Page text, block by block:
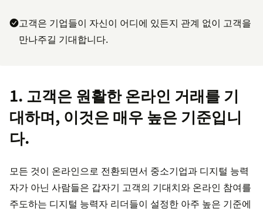
고객은 기업들이 자신이 어디에 있든지 관계 없이 고객을
만나주길 기대합니다.
1. 고객은 원활한 온라인 거래를 기
대하며, 이것은 매우 높은 기준입니
다.
모든 것이 온라인으로 전환되면서 중소기업과 디지털 능력
자가 아닌 사람들은 갑자기 고객의 기대치와 온라인 참여를
주도하는 디지털 능력자 리더들이 설정한 아주 높은 기준에